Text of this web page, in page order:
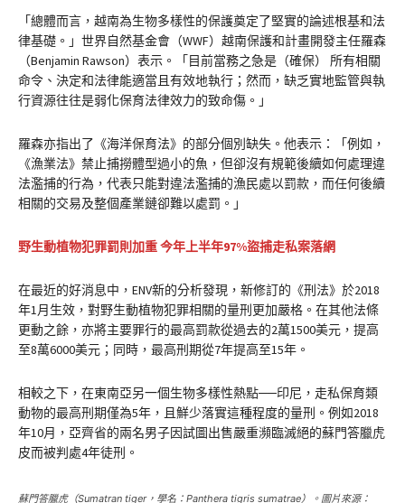
「總體而言，越南為生物多樣性的保護奠定了堅實的論述根基和法
律基礎。」世界自然基金會（WWF）越南保護和計畫開發主任羅森
（Benjamin Rawson）表示。「目前當務之急是（確保） 所有相關
命令、決定和法律能適當且有效地執行；然而，缺乏實地監管與執
行資源往往是弱化保育法律效力的致命傷。」
羅森亦指出了《海洋保育法》的部分個別缺失。他表示：「例如，
《漁業法》禁止捕撈體型過小的魚，但卻沒有規範後續如何處理違
法濫捕的行為，代表只能對違法濫捕的漁民處以罰款，而任何後續
相關的交易及整個產業鏈卻難以處罰。」
野生動植物犯罪罰則加重 今年上半年97%盜捕走私案落網
在最近的好消息中，ENV新的分析發現，新修訂的《刑法》於2018
年1月生效，對野生動植物犯罪相關的量刑更加嚴格。在其他法條
更動之餘，亦將主要罪行的最高罰款從過去的2萬1500美元，提高
至8萬6000美元；同時，最高刑期從7年提高至15年。
相較之下，在東南亞另一個生物多樣性熱點──印尼，走私保育類
動物的最高刑期僅為5年，且鮮少落實這種程度的量刑。例如2018
年10月，亞齊省的兩名男子因試圖出售嚴重瀕臨滅絕的蘇門答臘虎
皮而被判處4年徒刑。
蘇門答臘虎（Sumatran tiger，學名： Panthera tigris sumatrae）。圖片來源：